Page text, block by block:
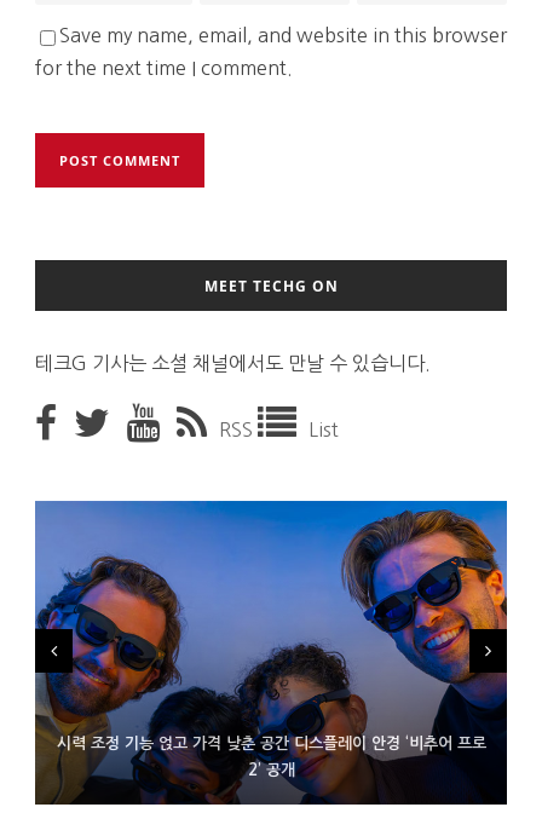
Save my name, email, and website in this browser
for the next time I comment.
MEET TECHG ON
테크G 기사는 소셜 채널에서도 만날 수 있습니다.
RSS List
시력 조정 기능 얹고 가격 낮춘 공간 디스플레이 안경 ‘비추어 프로
2’ 공개
D램 부족에 10억달러어치 아이폰18 프로세서 패키징 대기 중
300~400달러 반지형 스피커 준비하는 오픈AI